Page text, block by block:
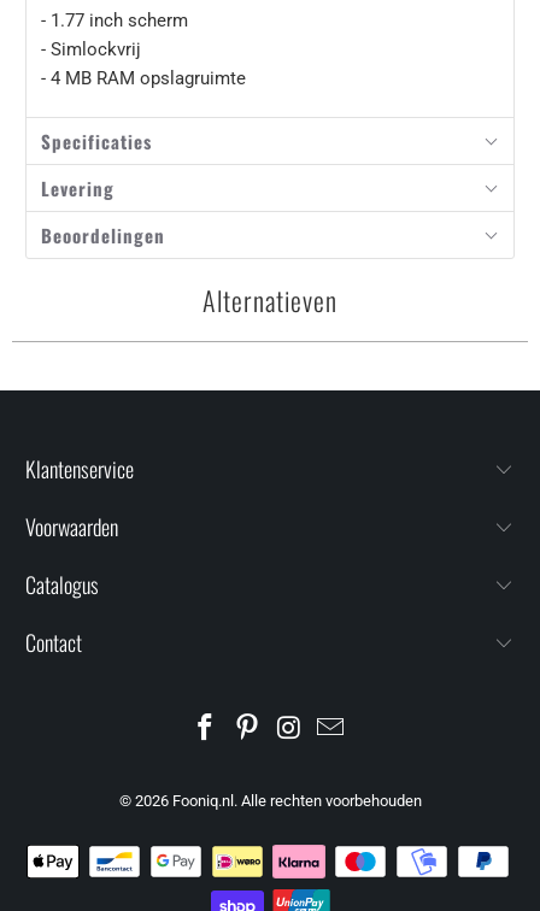
- 1.77 inch scherm
- Simlockvrij
- 4 MB RAM opslagruimte
Specificaties
Levering
Beoordelingen
Alternatieven
Klantenservice
Voorwaarden
Catalogus
Contact
© 2026 Fooniq.nl . Alle rechten voorbehouden